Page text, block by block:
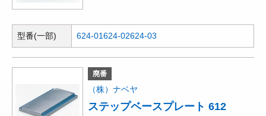
型番(一部) 624-01624-02624-03
廃番
（株）ナベヤ
ステップベースプレート 612